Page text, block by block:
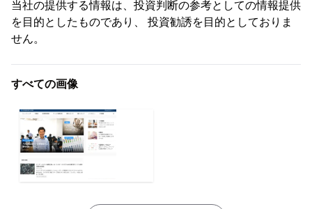
当社の提供する情報は、投資判断の参考としての情報提供
を目的としたものであり、 投資勧誘を目的としておりま
せん。
すべての画像